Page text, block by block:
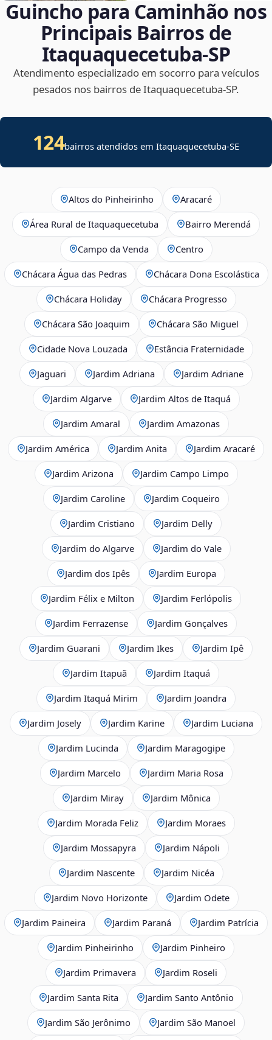
Guincho para Caminhão nos
Principais Bairros de
Itaquaquecetuba‑SP
Atendimento especializado em socorro para veículos
pesados nos bairros de Itaquaquecetuba‑SP.
124bairros atendidos emItaquaquecetuba-SE
Altos do Pinheirinho Aracaré
Área Rural de Itaquaquecetuba Bairro Merendá
Campo da Venda Centro
Chácara Água das Pedras Chácara Dona Escolástica
Chácara Holiday Chácara Progresso
Chácara São Joaquim Chácara São Miguel
Cidade Nova Louzada Estância Fraternidade
Jaguari Jardim Adriana Jardim Adriane
Jardim Algarve Jardim Altos de Itaquá
Jardim Amaral Jardim Amazonas
Jardim América Jardim Anita Jardim Aracaré
Jardim Arizona Jardim Campo Limpo
Jardim Caroline Jardim Coqueiro
Jardim Cristiano Jardim Delly
Jardim do Algarve Jardim do Vale
Jardim dos Ipês Jardim Europa
Jardim Félix e Milton Jardim Ferlópolis
Jardim Ferrazense Jardim Gonçalves
Jardim Guarani Jardim Ikes Jardim Ipê
Jardim Itapuã Jardim Itaquá
Jardim Itaquá Mirim Jardim Joandra
Jardim Josely Jardim Karine Jardim Luciana
Jardim Lucinda Jardim Maragogipe
Jardim Marcelo Jardim Maria Rosa
Jardim Miray Jardim Mônica
Jardim Morada Feliz Jardim Moraes
Jardim Mossapyra Jardim Nápoli
Jardim Nascente Jardim Nicéa
Jardim Novo Horizonte Jardim Odete
Jardim Paineira Jardim Paraná Jardim Patrícia
Jardim Pinheirinho Jardim Pinheiro
Jardim Primavera Jardim Roseli
Jardim Santa Rita Jardim Santo Antônio
Jardim São Jerônimo Jardim São Manoel